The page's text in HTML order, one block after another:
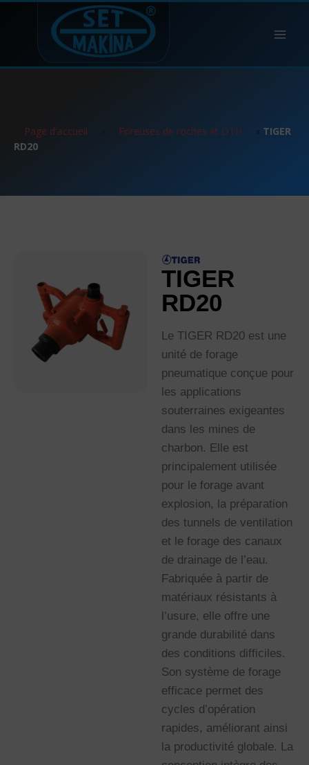
Page d'accueil Foreuses de roches et DTH » TIGER
RD20
TIGER
RD20
Le TIGER RD20 est une
unité de forage
pneumatique conçue pour
les applications
souterraines exigeantes
dans les mines de
charbon. Elle est
principalement utilisée
pour le forage avant
explosion, la préparation
des tunnels de ventilation
et le forage des canaux
de drainage de l’eau.
Fabriquée à partir de
matériaux résistants à
l’usure, elle offre une
grande durabilité dans
des conditions difficiles.
Son système de forage
efficace permet des
cycles d’opération
rapides, améliorant ainsi
la productivité globale. La